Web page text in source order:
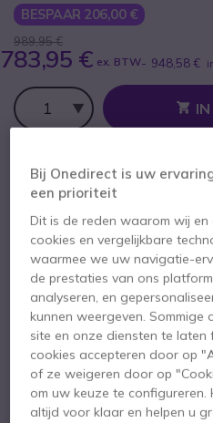
BESPAAR 206,00 €
989,95 €
783,95 € ex. BTW- 948,58 €
Aantal
Niet op voorraad
Fabrieksgarantie
Belangrijkste kenmerken
Walkie Talkie TIA4950 met
Bij Onedirect is uw
een prioriteit
Dit is de reden waarom wij
cookies en vergelijkbare
waarmee we uw navigatie-
de prestaties van ons
analyseren, en
kunnen weergeven. Sommige
site en onze diensten te laten
cookies accepteren door op
of ze weigeren door op
om uw keuze te
altijd voor klaar en helpen u